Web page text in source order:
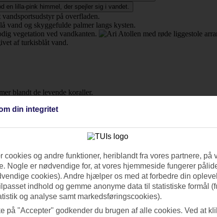
med turkise laguner, svajende kokospalmer og
restauranter. Det er ikke så underligt, at mange
dug – og synet er mindst lige så betagende i virkeligheden.
De beskyttende koralrev skærmer øerne mod bølger og danner
kan være op til 60 meter. Det farverige undervandsliv
din integritet
cookies og andre funktioner, heriblandt fra vores partnere, på
Nogle er nødvendige for, at vores hjemmeside fungerer
cookies). Andre hjælper os med at forbedre din
indhold og gemme anonyme data til statistiske formål
og analyse samt markedsføringscookies).
på "Accepter" godkender du brugen af alle cookies. Ved at